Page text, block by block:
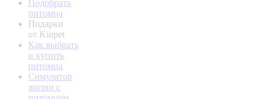
Подобрать
питомца
Подарки
от Kinpet
Как выбрать
и купить
питомца
Симулятор
жизни с